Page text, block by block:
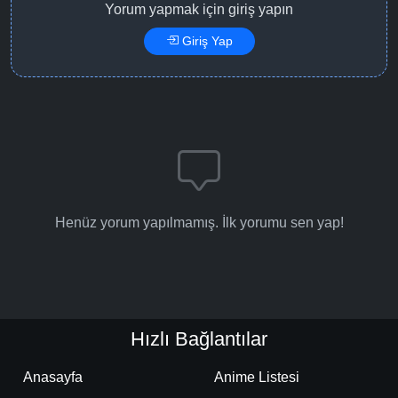
Yorum yapmak için giriş yapın
Giriş Yap
Henüz yorum yapılmamış. İlk yorumu sen yap!
Hızlı Bağlantılar
Anasayfa Anime Listesi